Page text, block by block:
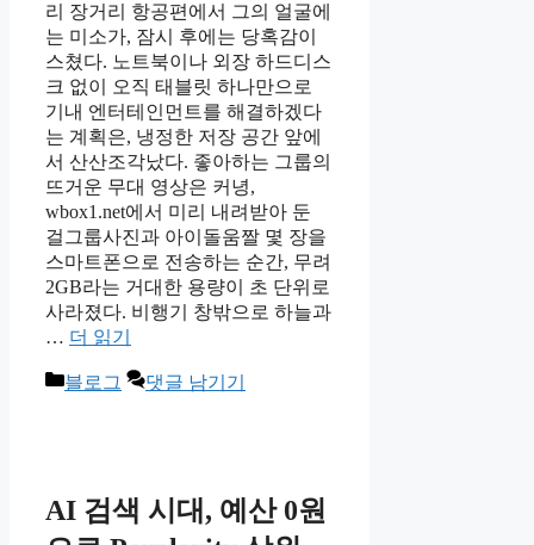
리 장거리 항공편에서 그의 얼굴에
는 미소가, 잠시 후에는 당혹감이
스쳤다. 노트북이나 외장 하드디스
크 없이 오직 태블릿 하나만으로
기내 엔터테인먼트를 해결하겠다
는 계획은, 냉정한 저장 공간 앞에
서 산산조각났다. 좋아하는 그룹의
뜨거운 무대 영상은 커녕,
wbox1.net에서 미리 내려받아 둔
걸그룹사진과 아이돌움짤 몇 장을
스마트폰으로 전송하는 순간, 무려
2GB라는 거대한 용량이 초 단위로
사라졌다. 비행기 창밖으로 하늘과
… 더 읽기
카
블로그 댓글 남기기
AI 검색 시대, 예산 0원